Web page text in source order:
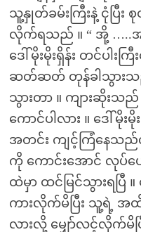
သူ့နှုတ်ခမ်းကြီးနဲ့ ငုံပ
လိုက်ရသည် ။ “ အို့ …..အ
ဒေါ်မိုးမိုးရှိန်း တင်ပါး
ဆတ်ဆတ် တုန်ခါသွား
သွားတာ ။ ကျားဆိုး
ကောင်ပါလား ။ ဒေါ်
အတင်း ကျင့်ကြံနေသ
ကို ကောင်းအောင် လုပ်
ထဲမှာ ထင်မြင်သွားရပြီ
ကားလိုက်မိပြီး သူ့ရဲ့ အ
လားလို့ မျှော်လင့်လိုက်မိ